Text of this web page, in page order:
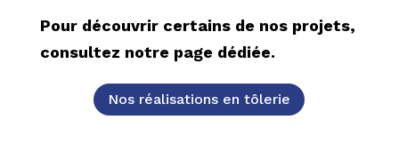
Pour découvrir certains de nos projets,
consultez notre page dédiée.
Nos réalisations en tôlerie